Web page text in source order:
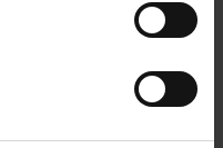
– mit
am Flughafen